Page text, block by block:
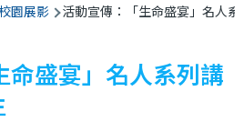
園展影 活動宣傳：「生命盛宴」名人
命盛宴」名人系列講